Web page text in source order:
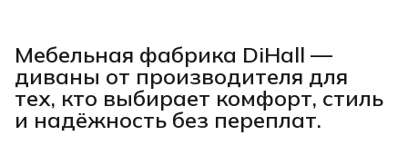
Мебельная фабрика DiHall —
диваны от производителя для
тех, кто выбирает комфорт, стиль
и надёжность без переплат.